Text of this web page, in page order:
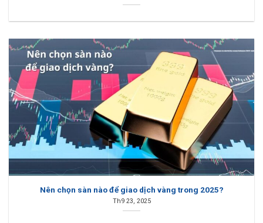
Nên chọn sàn nào để giao dịch vàng trong 2025?
Th9 23, 2025